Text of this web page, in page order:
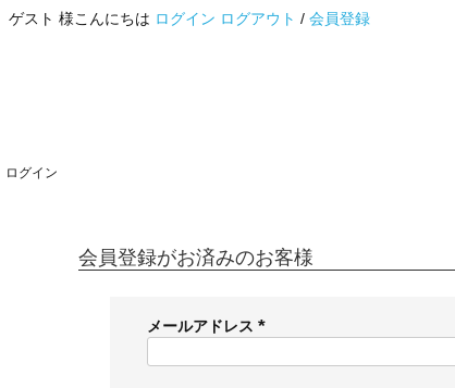
ゲスト 様こんにちは ログイン ログアウト / 会員登録
ログイン
会員登録がお済みのお客様
メールアドレス
必